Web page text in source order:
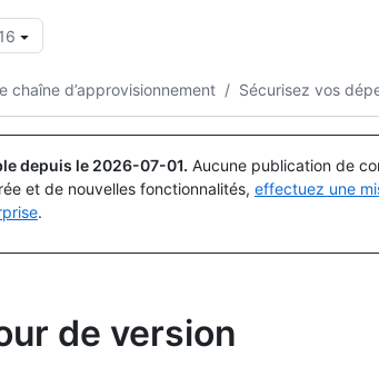
chaîne d’approvisionnement / Sécurisez vos
depuis le 2026-07-01. Aucune publication de
et de nouvelles fonctionnalités, effectuez une
.
de version